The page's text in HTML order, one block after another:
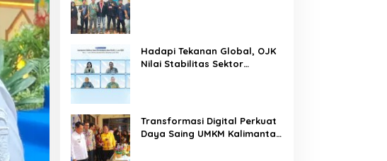
Hadapi Tekanan Global, OJK
Nilai Stabilitas Sektor
Transformasi Digital Perkuat
Daya Saing UMKM Kalimantan